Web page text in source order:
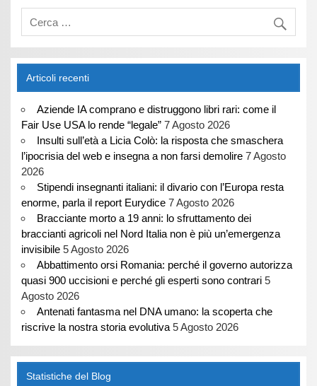
Articoli recenti
Aziende IA comprano e distruggono libri rari: come il
Fair Use USA lo rende “legale” 7 Agosto 2026
Insulti sull’età a Licia Colò: la risposta che smaschera
l’ipocrisia del web e insegna a non farsi demolire 7 Agosto
2026
Stipendi insegnanti italiani: il divario con l’Europa resta
enorme, parla il report Eurydice 7 Agosto 2026
Bracciante morto a 19 anni: lo sfruttamento dei
braccianti agricoli nel Nord Italia non è più un’emergenza
invisibile 5 Agosto 2026
Abbattimento orsi Romania: perché il governo autorizza
quasi 900 uccisioni e perché gli esperti sono contrari 5
Agosto 2026
Antenati fantasma nel DNA umano: la scoperta che
riscrive la nostra storia evolutiva 5 Agosto 2026
Statistiche del Blog